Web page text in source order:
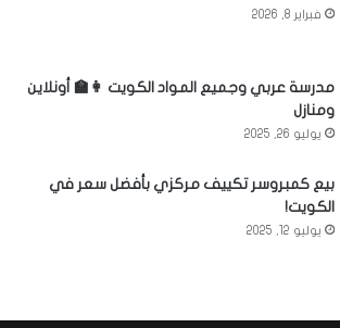
فبراير 8, 2026
مدرسة عربي وجميع المواد الكويت 👩‍🏫 أونلاين
ومنازل
يوليو 26, 2025
بيع كمبروسر تكييف مركزي بأفضل سعر في
الكويت!
يوليو 12, 2025